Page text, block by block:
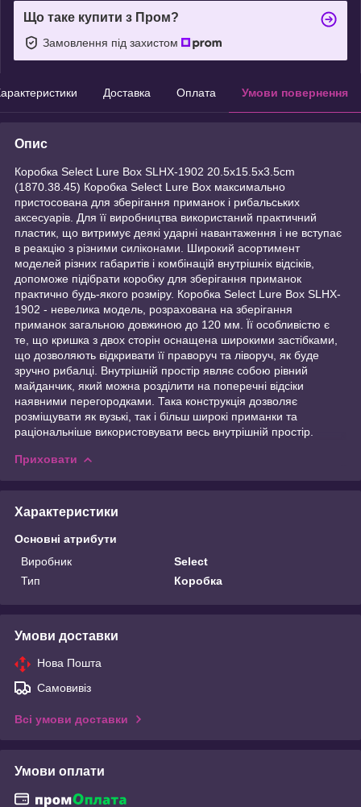
Що таке купити з Пром?
Замовлення під захистом
Доставка Оплата Умови повернення
Опис
Коробка Select Lure Box SLHX-1902 20.5х15.5х3.5cm
(1870.38.45) Коробка Select Lure Box максимально
пристосована для зберігання приманок і рибальських
аксесуарів. Для її виробництва використаний практичний
пластик, що витримує деякі ударні навантаження і не вступає
в реакцію з різними силіконами. Широкий асортимент
моделей різних габаритів і комбінацій внутрішніх відсіків,
допоможе підібрати коробку для зберігання приманок
практично будь-якого розміру. Коробка Select Lure Box SLHX-
1902 - невелика модель, розрахована на зберігання
приманок загальною довжиною до 120 мм. Її особливістю є
те, що кришка з двох сторін оснащена широкими застібками,
що дозволяють відкривати її праворуч та ліворуч, як буде
зручно рибалці. Внутрішній простір являє собою рівний
майданчик, який можна розділити на поперечні відсіки
наявними перегородками. Така конструкція дозволяє
розміщувати як вузькі, так і більш широкі приманки та
раціональніше використовувати весь внутрішній простір.
Приховати
Характеристики
Основні атрибути
Виробник
Select
Тип
Коробка
Умови доставки
Нова Пошта
Самовивіз
Всі умови доставки
Умови оплати